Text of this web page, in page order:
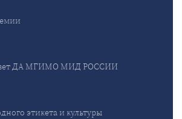
ДА МГИМО МИД РОССИИ
этикета и культуры